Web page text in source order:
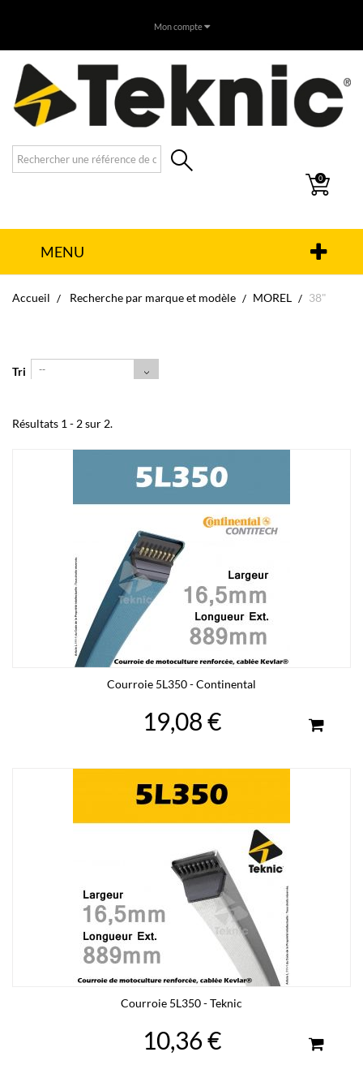
Mon compte
0
MENU
Accueil Recherche par marque et modèle MOREL 38"
Tri --
Résultats 1 - 2 sur 2.
Courroie 5L350 - Continental
19,08 €
Courroie 5L350 - Teknic
10,36 €